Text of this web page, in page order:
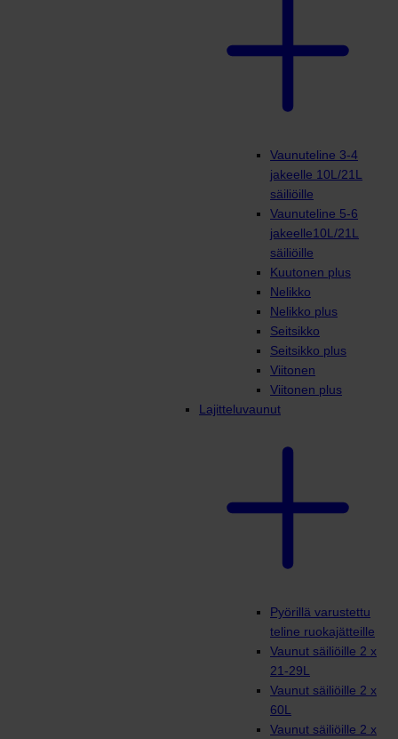
Vaunuteline 3-4
jakeelle 10L/21L
säiliöille
Vaunuteline 5-6
jakeelle10L/21L
säiliöille
Kuutonen plus
Nelikko
Nelikko plus
Seitsikko
Seitsikko plus
Viitonen
Viitonen plus
Lajitteluvaunut
Pyörillä varustettu
teline ruokajätteille
Vaunut säiliöille 2 x
21-29L
Vaunut säiliöille 2 x
60L
Vaunut säiliöille 2 x